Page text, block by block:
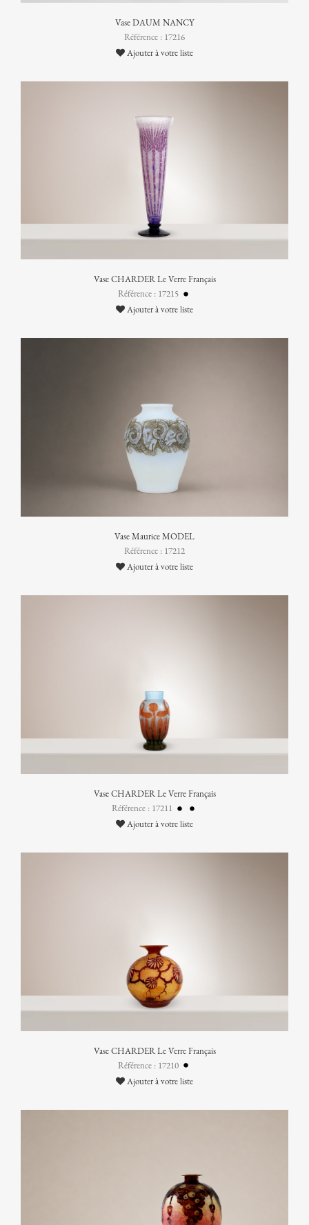
Vase DAUM NANCY
Référence : 17216
Ajouter à votre liste
Vase CHARDER Le Verre Français
Référence : 17215
Ajouter à votre liste
Vase Maurice MODEL
Référence : 17212
Ajouter à votre liste
Vase CHARDER Le Verre Français
Référence : 17211
Ajouter à votre liste
Vase CHARDER Le Verre Français
Référence : 17210
Ajouter à votre liste